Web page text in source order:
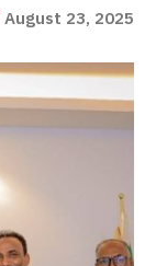
August 23, 2025